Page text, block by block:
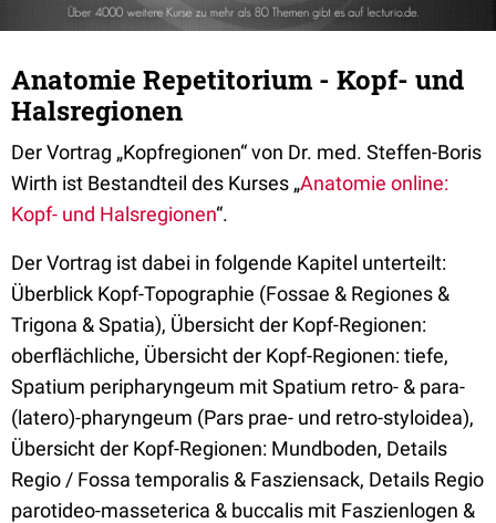
Anatomie Repetitorium - Kopf- und
Halsregionen
Der Vortrag „Kopfregionen“ von Dr. med. Steffen-Boris
Wirth ist Bestandteil des Kurses „Anatomie online:
Kopf- und Halsregionen“.
Der Vortrag ist dabei in folgende Kapitel unterteilt:
Überblick Kopf-Topographie (Fossae & Regiones &
Trigona & Spatia), Übersicht der Kopf-Regionen:
oberflächliche, Übersicht der Kopf-Regionen: tiefe,
Spatium peripharyngeum mit Spatium retro- & para-
(latero)-pharyngeum (Pars prae- und retro-styloidea),
Übersicht der Kopf-Regionen: Mundboden, Details
Regio / Fossa temporalis & Fasziensack, Details Regio
parotideo-masseterica & buccalis mit Faszienlogen &